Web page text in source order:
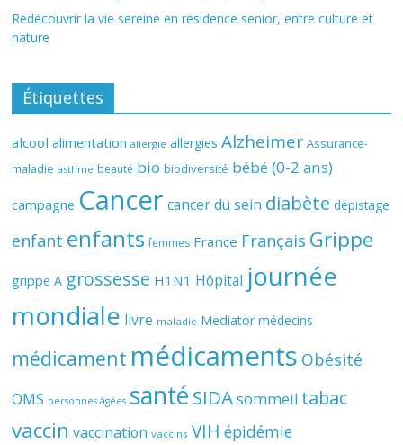
Redécouvrir la vie sereine en résidence senior, entre culture et
nature
Étiquettes
alcool alimentation allergie allergies Alzheimer Assurance-
maladie asthme beauté bio biodiversité bébé (0-2 ans)
campagne Cancer cancer du sein diabète dépistage
enfant enfants femmes France Français Grippe
grippe A grossesse H1N1 Hôpital journée
mondiale livre maladie Mediator médecins
médicament médicaments Obésité
OMS personnes âgées santé SIDAsommeil tabac
vaccin vaccination vaccins VIH épidémie